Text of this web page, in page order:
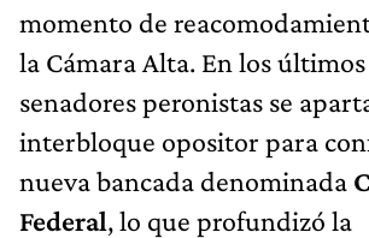
momento de
la Cámara Alta. En los
senadores peronistas se
interbloque opositor para
nueva bancada denominada
Federal, lo que profundizó la